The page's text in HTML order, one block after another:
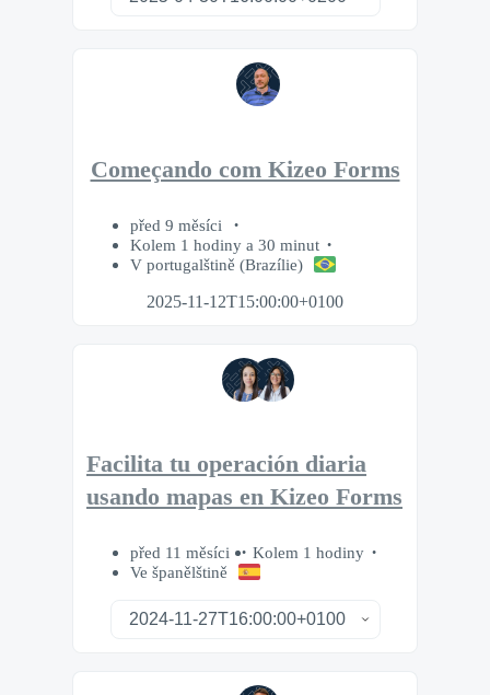
Começando com Kizeo Forms
před 9 měsíci
Kolem 1 hodiny a 30 minut
V portugalštině (Brazílie)
2025-11-12T15:00:00+0100
Facilita tu operación diaria
usando mapas en Kizeo Forms
před 11 měsíci
Kolem 1 hodiny
Ve španělštině